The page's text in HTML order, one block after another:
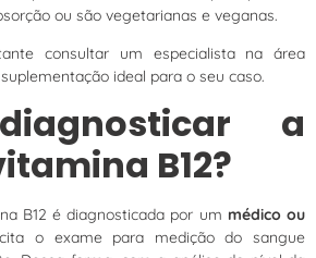
ou são vegetarianas e veganas.
consultar um especialista na área
ideal para o seu caso.
a
B12?
B12 é diagnosticada por um médico ou
o exame para medição do sangue